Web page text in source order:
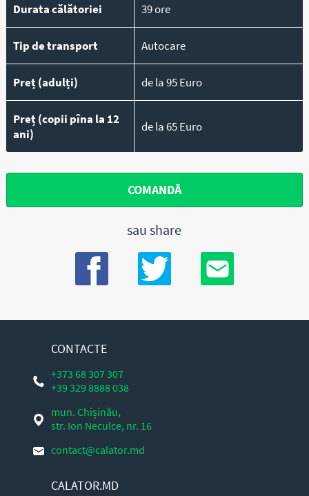
Durata călătoriei 39 ore
Tip de transport Autocare
Preț (adulți) de la 95 Euro
Preț (copii pîna la 12
ani)
de la 65 Euro
COMANDĂ
sau share
CONTACTE
+373 68 307 307
+39 329 8888 038
mun. Chișinău,
str. Ion Neculce, nr. 16
contact@calator.md
CALATOR.MD